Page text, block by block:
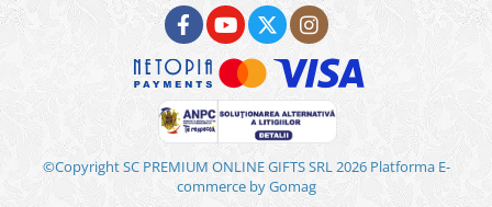
©Copyright SC PREMIUM ONLINE GIFTS SRL 2026 Platforma E-
commerce by Gomag